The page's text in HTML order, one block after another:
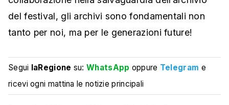
del festival, gli archivi sono fondamentali non
tanto per noi, ma per le generazioni future!
Segui laRegione su:WhatsApp oppure Telegram e
ricevi ogni mattina le notizie principali